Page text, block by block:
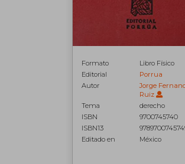
Formato
Libro Físico
Editorial
Porrua
Autor
Jorge
Ruiz
Tema
derecho
ISBN
9700745740
ISBN13
Editado en
México